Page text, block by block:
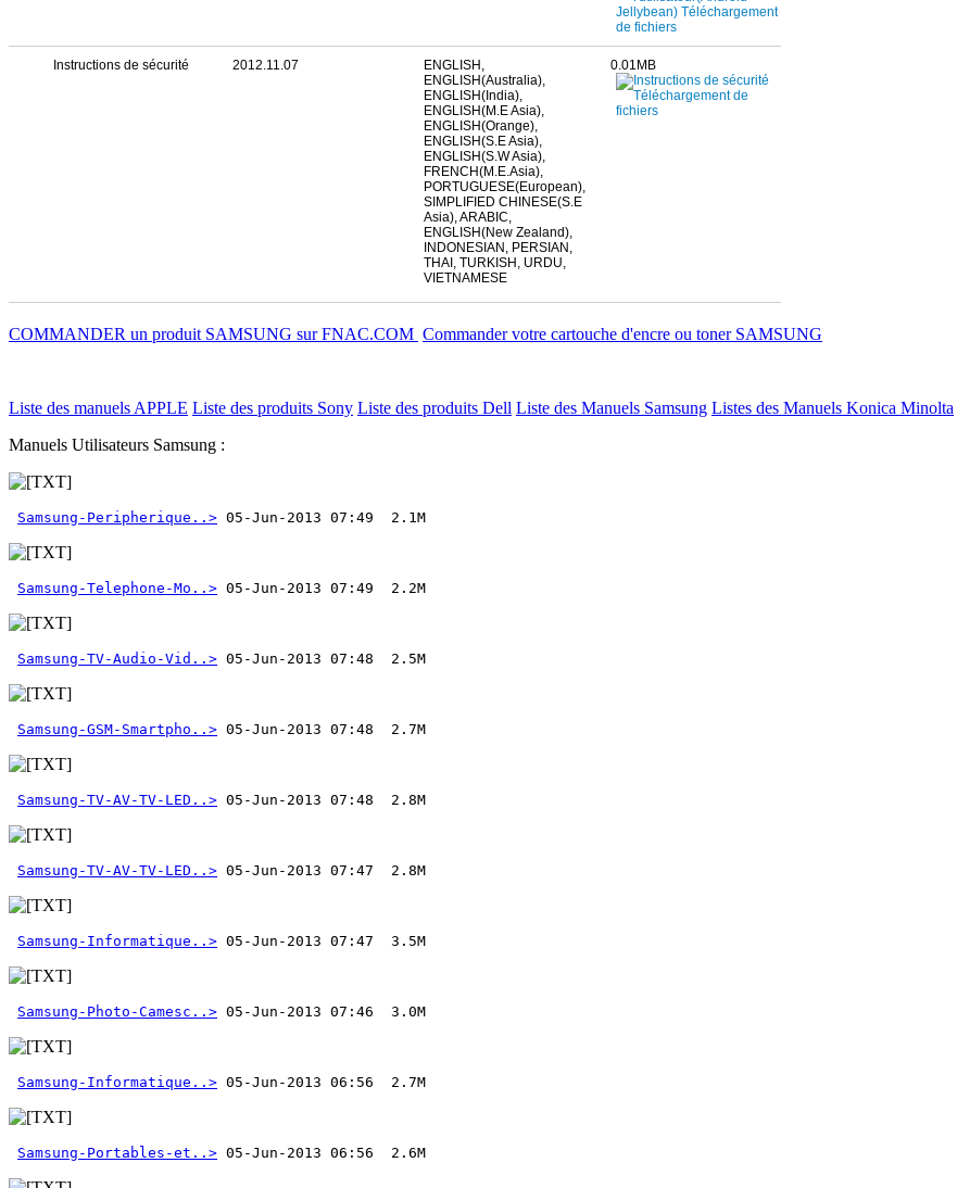
Instructions de sécurité 2012.11.07
ENGLISH,
ENGLISH(Australia),
ENGLISH(India),
ENGLISH(M.E Asia),
ENGLISH(Orange),
ENGLISH(S.E Asia),
ENGLISH(S.W Asia),
FRENCH(M.E.Asia),
PORTUGUESE(European),
SIMPLIFIED CHINESE(S.E
Asia), ARABIC,
ENGLISH(New Zealand),
INDONESIAN, PERSIAN,
THAI, TURKISH, URDU,
VIETNAMESE
0.01MB
COMMANDER un produit SAMSUNG sur FNAC.COM Commander votre cartouche d'encre ou toner SAMSUNG
Liste des manuels APPLE Liste des produits Sony Liste des produits Dell Liste des Manuels Samsung Listes des Manuels Konica Minolta
Manuels Utilisateurs Samsung :
Samsung-Peripherique..>
Samsung-Telephone-Mo..>
Samsung-TV-Audio-Vid..>
Samsung-GSM-Smartpho..>
Samsung-TV-AV-TV-LED..>
Samsung-TV-AV-TV-LED..>
Samsung-Informatique..>
Samsung-Photo-Camesc..>
Samsung-Informatique..>
Samsung-Portables-et..>